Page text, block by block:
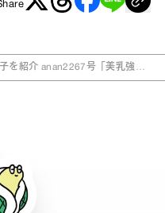
を紹介 anan2267号「美乳強化